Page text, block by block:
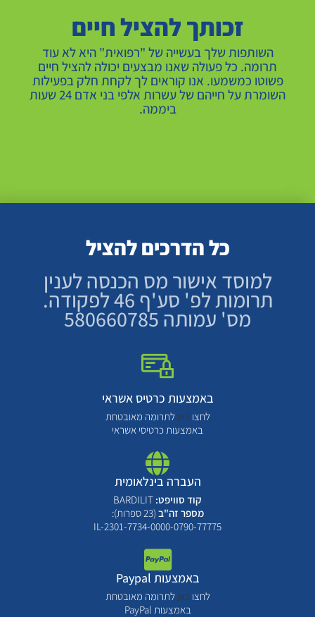
זכותך להציל חיים
השותפות שלך בעשייה של "רפואית" היא לא עוד
תרומה. כל פעולה שאנו מבצעים יכולה להציל חיים
פשוטו כמשמעו. אנו קוראים לך לקחת חלק בפעילות
השומרת על חייהם של עשרות אלפי בני אדם 24 שעות
ביממה.
כל הדרכים להציל
למוסד אישור מס הכנסה לענין
תרומות לפ' סע'ף 46 לפקודה.
מס' עמותה 580660785
באמצעות כרטיס אשראי
לחצוכאן לתרומה מאובטחת
באמצעות כרטיסי אשראי
העברה בינלאומית
קוד סוויפט:BARDILIT
מספר זה"ב(23 ספרות):
IL-2301-7734-0000-0790-77775
באמצעות Paypal
לחצוכאן לתרומה מאובטחת
באמצעות PayPal